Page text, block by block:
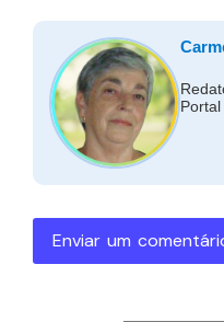
Enviar um